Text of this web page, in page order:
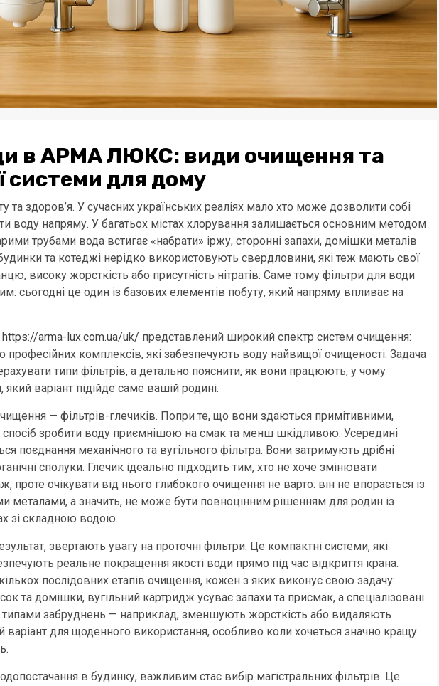
в АРМА ЛЮКС: види очищення та
системи для дому
здоров’я. У сучасних українських реаліях мало хто може дозволити собі
воду напряму. У багатьох містах хлорування залишається основним методом
трубами вода встигає «набрати» іржу, сторонні запахи, домішки металів
та котеджі нерідко використовують свердловини, які теж мають свої
високу жорсткість або присутність нітратів. Саме тому фільтри для води
сьогодні це один із базових елементів побуту, який напряму впливає на
https://arma-lux.com.ua/uk/ представлений широкий спектр систем очищення:
професійних комплексів, які забезпечують воду найвищої очищеності. Задача
типи фільтрів, а детально пояснити, як вони працюють, у чому
варіант підійде саме вашій родині.
— фільтрів-глечиків. Попри те, що вони здаються примітивними,
спосіб зробити воду приємнішою на смак та менш шкідливою. Усередині
поєднання механічного та вугільного фільтра. Вони затримують дрібні
сполуки. Глечик ідеально підходить тим, хто не хоче змінювати
проте очікувати від нього глибокого очищення не варто: він не впорається із
металами, а значить, не може бути повноцінним рішенням для родин із
зі складною водою.
звертають увагу на проточні фільтри. Це компактні системи, які
реальне покращення якості води прямо під час відкриття крана.
послідовних етапів очищення, кожен з яких виконує свою задачу:
та домішки, вугільний картридж усуває запахи та присмак, а спеціалізовані
забруднень — наприклад, зменшують жорсткість або видаляють
варіант для щоденного використання, особливо коли хочеться значно кращу
в будинку, важливим стає вибір магістральних фільтрів. Це